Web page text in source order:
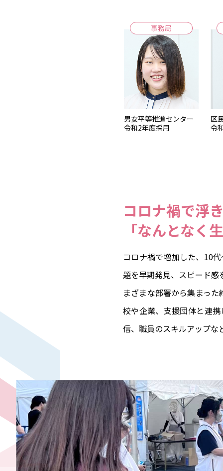
事務局
男女平等推進センター
令和2年度採用
区
令
コロナ禍で浮
「なんとなく
コロナ禍で増加した、10
題を早期発見、スピード
まざまな部署から集まっ
校や企業、支援団体と連
信、職員のスキルアップな